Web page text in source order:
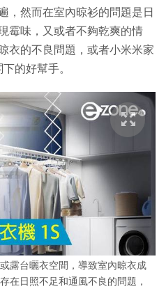
，然而在室內晾衫的問題是日
霉味，又或者不夠乾爽的情
衣的不良問題，或者小米米家
的好幫手。
露台曬衣空間，導致室內晾衣成
在日照不足和通風不良的問題，